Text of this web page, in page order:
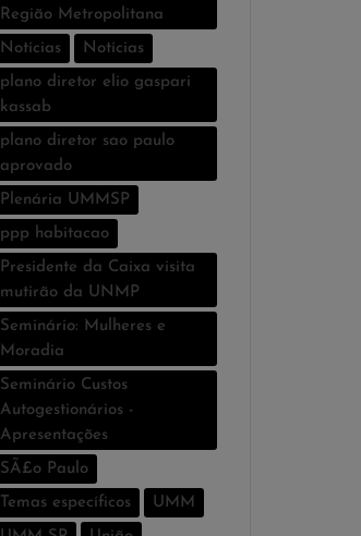
Região Metropolitana
Notícias Notí­cias
plano diretor elio gaspari
kassab
plano diretor sao paulo
aprovado
Plenária UMMSP
ppp habitacao
Presidente da Caixa visita
mutirão da UNMP
Seminário: Mulheres e
Moradia
Seminário Custos
Autogestionários -
Apresentações
SÃ£o Paulo
Temas especí­ficos UMM